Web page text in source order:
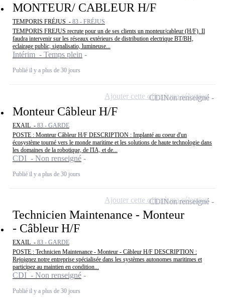
MONTEUR/ CABLEUR H/F
TEMPORIS FRÉJUS - 83 - FRÉJUS
TEMPORIS FREJUS recrute pour un de ses clients un monteur/cableur (H/F). Il
faudra intervenir sur les réseaux extérieurs de distribution electrique BT/BH,
eclairage public, signalisatio, lumineuse...
Intérim - Temps plein
Publié il y a plus de 30 jours
Monteur Câbleur H/F
EXAIL - 83 - GARDE
POSTE : Monteur Câbleur H/F DESCRIPTION : Implanté au coeur d'un
écosystème tourné vers le monde maritime et les solutions de haute technologie dans
les domaines de la robotique, de l'IA, et de...
CDI - Non renseigné
Publié il y a plus de 30 jours
CDINon renseigné
Ajouter cette offre à ma sélection
Technicien Maintenance - Monteur
- Câbleur H/F
EXAIL - 83 - GARDE
POSTE : Technicien Maintenance - Monteur - Câbleur H/F DESCRIPTION :
Rejoignez notre entreprise spécialisée dans les systèmes autonomes maritimes et
participez au maintien en condition...
CDI - Non renseigné
Publié il y a plus de 30 jours
CDINon renseigné
Ajouter cette offre à ma sélection